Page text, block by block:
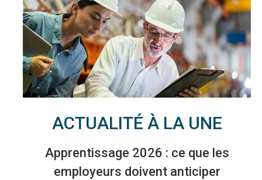
ACTUALITÉ À LA UNE
Apprentissage 2026 : ce que les
employeurs doivent anticiper